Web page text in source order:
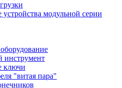
модульной серии
инструмент
ключи
"витая пара"